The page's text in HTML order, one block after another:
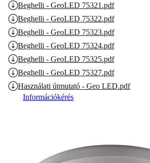
Beghelli - GeoLED 75321.pdf
Beghelli - GeoLED 75322.pdf
Beghelli - GeoLED 75323.pdf
Beghelli - GeoLED 75324.pdf
Beghelli - GeoLED 75325.pdf
Beghelli - GeoLED 75327.pdf
Használati útmutató - Geo LED.pdf
Információkérés